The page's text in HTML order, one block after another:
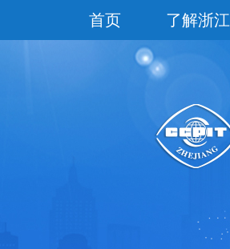
首页 了解浙江